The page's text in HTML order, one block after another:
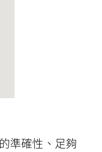
準確性、足夠